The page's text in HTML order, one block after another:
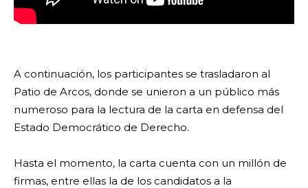
A continuación, los participantes se trasladaron al
Patio de Arcos, donde se unieron a un público más
numeroso para la lectura de la carta en defensa del
Estado Democrático de Derecho.
Hasta el momento, la carta cuenta con un millón de
firmas, entre ellas la de los candidatos a la